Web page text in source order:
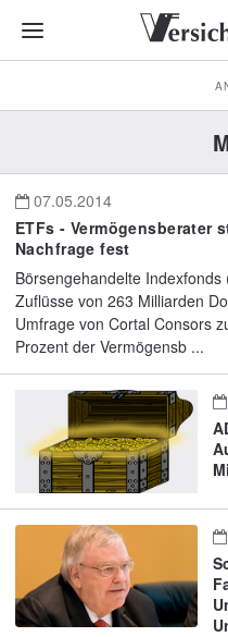
07.05.2014
ETFs - Vermögensberater
Nachfrage fest
Börsengehandelte
Zuflüsse von 263 Milliarden
Umfrage von Cortal Consors
Prozent der Vermögensb ...